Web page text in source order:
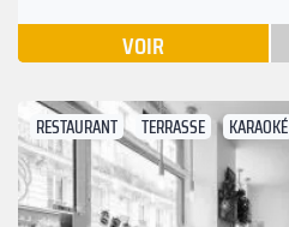
VOIR
RESTAURANT TERRASSE KARAOKÉ